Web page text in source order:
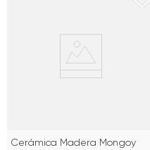
Cerámica Madera Mongoy